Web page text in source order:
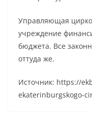
Управляющая
учреждение
бюджета. Все
оттуда же.
Источник: https://
ekaterinburgskogo-